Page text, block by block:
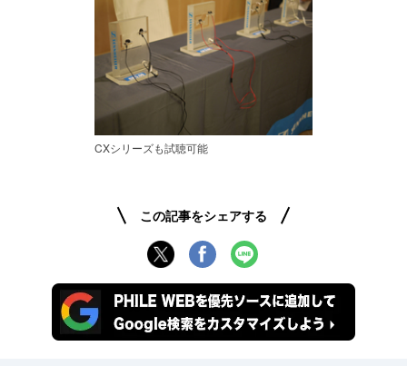
CXシリーズも試聴可能
この記事をシェアする